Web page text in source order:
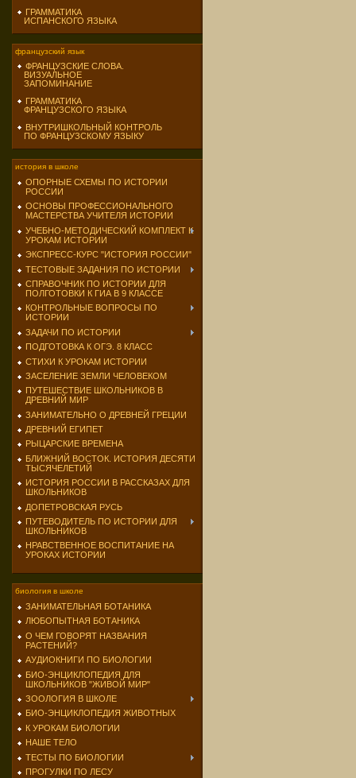
ГРАММАТИКА
ИСПАНСКОГО ЯЗЫКА
французский язык
ФРАНЦУЗСКИЕ СЛОВА.
ВИЗУАЛЬНОЕ
ЗАПОМИНАНИЕ
ГРАММАТИКА
ФРАНЦУЗСКОГО ЯЗЫКА
ВНУТРИШКОЛЬНЫЙ КОНТРОЛЬ
ПО ФРАНЦУЗСКОМУ ЯЗЫКУ
история в школе
ОПОРНЫЕ СХЕМЫ ПО ИСТОРИИ
РОССИИ
ОСНОВЫ ПРОФЕССИОНАЛЬНОГО
МАСТЕРСТВА УЧИТЕЛЯ ИСТОРИИ
УЧЕБНО-МЕТОДИЧЕСКИЙ КОМПЛЕКТ К
УРОКАМ ИСТОРИИ
ЭКСПРЕСС-КУРС "ИСТОРИЯ РОССИИ"
ТЕСТОВЫЕ ЗАДАНИЯ ПО ИСТОРИИ
СПРАВОЧНИК ПО ИСТОРИИ ДЛЯ
ПОЛГОТОВКИ К ГИА В 9 КЛАССЕ
КОНТРОЛЬНЫЕ ВОПРОСЫ ПО
ИСТОРИИ
ЗАДАЧИ ПО ИСТОРИИ
ПОДГОТОВКА К ОГЭ. 8 КЛАСС
СТИХИ К УРОКАМ ИСТОРИИ
ЗАСЕЛЕНИЕ ЗЕМЛИ ЧЕЛОВЕКОМ
ПУТЕШЕСТВИЕ ШКОЛЬНИКОВ В
ДРЕВНИЙ МИР
ЗАНИМАТЕЛЬНО О ДРЕВНЕЙ ГРЕЦИИ
ДРЕВНИЙ ЕГИПЕТ
РЫЦАРСКИЕ ВРЕМЕНА
БЛИЖНИЙ ВОСТОК. ИСТОРИЯ ДЕСЯТИ
ТЫСЯЧЕЛЕТИЙ
ИСТОРИЯ РОССИИ В РАССКАЗАХ ДЛЯ
ШКОЛЬНИКОВ
ДОПЕТРОВСКАЯ РУСЬ
ПУТЕВОДИТЕЛЬ ПО ИСТОРИИ ДЛЯ
ШКОЛЬНИКОВ
НРАВСТВЕННОЕ ВОСПИТАНИЕ НА
УРОКАХ ИСТОРИИ
биология в школе
ЗАНИМАТЕЛЬНАЯ БОТАНИКА
ЛЮБОПЫТНАЯ БОТАНИКА
О ЧЕМ ГОВОРЯТ НАЗВАНИЯ
РАСТЕНИЙ?
АУДИОКНИГИ ПО БИОЛОГИИ
БИО-ЭНЦИКЛОПЕДИЯ ДЛЯ
ШКОЛЬНИКОВ "ЖИВОЙ МИР"
ЗООЛОГИЯ В ШКОЛЕ
БИО-ЭНЦИКЛОПЕДИЯ ЖИВОТНЫХ
К УРОКАМ БИОЛОГИИ
НАШЕ ТЕЛО
ТЕСТЫ ПО БИОЛОГИИ
ПРОГУЛКИ ПО ЛЕСУ